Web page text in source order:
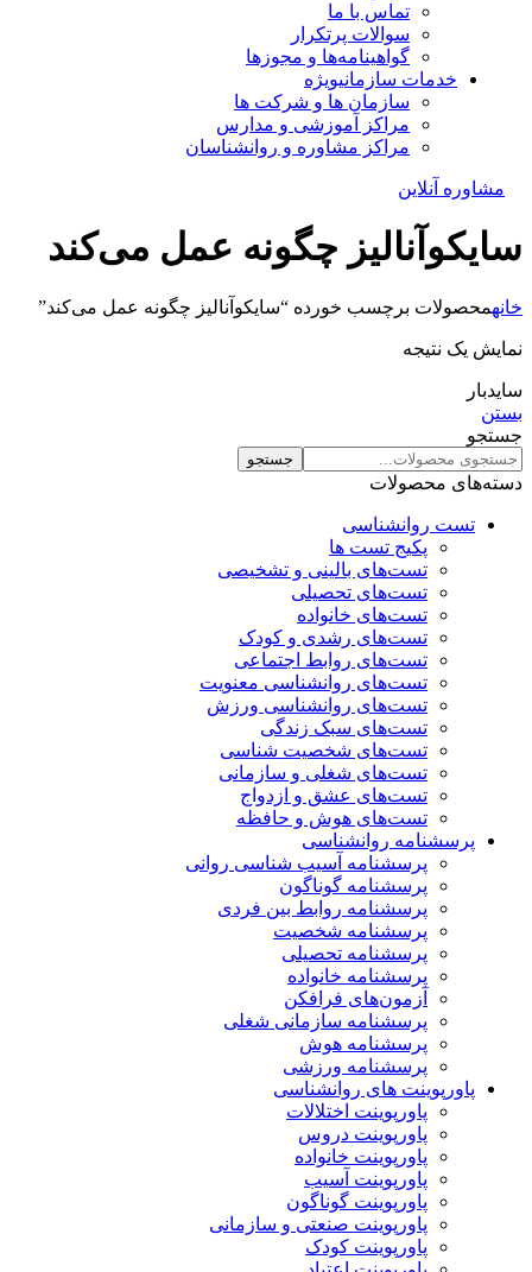
تماس با ما
سوالات پرتکرار
گواهینامه‌ها و مجوزها
خدمات سازمانیویژه
سازمان ها و شرکت ها
مراکز آموزشی و مدارس
مراکز مشاوره و روانشناسان
مشاوره آنلاین
سایکوآنالیز چگونه عمل می‌کند
خانهمحصولات برچسب خورده “سایکوآنالیز چگونه عمل می‌کند”
نمایش یک نتیجه
سایدبار
بستن
جستجو
جستجو
دسته‌های محصولات
تست روانشناسی
پکیج تست ها
تست‌های بالینی و تشخیصی
تست‌های تحصیلی
تست‌های خانواده
تست‌های رشدی و کودک
تست‌های روابط اجتماعی
تست‌های روانشناسی معنویت
تست‌های روانشناسی ورزش
تست‌های سبک زندگی
تست‌های شخصیت شناسی
تست‌های شغلی و سازمانی
تست‌های عشق و ازدواج
تست‌های هوش و حافظه
پرسشنامه روانشناسی
پرسشنامه آسیب شناسی روانی
پرسشنامه گوناگون
پرسشنامه روابط بین فردی
پرسشنامه شخصیت
پرسشنامه تحصیلی
پرسشنامه خانواده
آزمون‌های فرافکن
پرسشنامه سازمانی شغلی
پرسشنامه هوش
پرسشنامه ورزشی
پاورپوینت های روانشناسی
پاورپوینت اختلالات
پاورپوینت دروس
پاورپوینت خانواده
پاورپوینت آسیب
پاورپوینت گوناگون
پاورپوینت صنعتی و سازمانی
پاورپوینت کودک